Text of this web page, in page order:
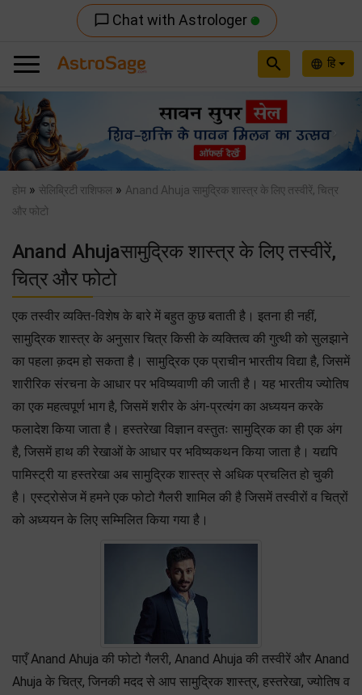
chat_bubble_outline Chat with Astrologer
language हि
search
Previous
होम » सेलिब्रिटी राशिफल » Anand Ahuja सामुद्रिक शास्त्र के लिए तस्वीरें, चित्र
और फोटो
Anand Ahujaसामुद्रिक शास्त्र के लिए तस्वीरें,
चित्र और फोटो
एक तस्वीर व्यक्ति-विशेष के बारे में बहुत कुछ बताती है। इतना ही नहीं,
सामुद्रिक शास्त्र के अनुसार चित्र किसी के व्यक्तित्व की गुत्थी को सुलझाने
का पहला क़दम हो सकता है। सामुद्रिक एक प्राचीन भारतीय विद्या है, जिसमें
शारीरिक संरचना के आधार पर भविष्यवाणी की जाती है। यह भारतीय ज्योतिष
का एक महत्वपूर्ण भाग है, जिसमें शरीर के अंग-प्रत्यंग का अध्ययन करके
फलादेश किया जाता है। हस्तरेखा विज्ञान वस्तुतः सामुद्रिक का ही एक अंग
है, जिसमें हाथ की रेखाओं के आधार पर भविष्यकथन किया जाता है। यद्यपि
पामिस्ट्री या हस्तरेखा अब सामुद्रिक शास्त्र से अधिक प्रचलित हो चुकी
है। एस्ट्रोसेज में हमने एक फोटो गैलरी शामिल की है जिसमें तस्वीरों व चित्रों
को अध्ययन के लिए सम्मिलित किया गया है।
पाएँ Anand Ahuja की फोटो गैलरी, Anand Ahuja की तस्वीरें और Anand
Ahuja के चित्र, जिनकी मदद से आप सामुद्रिक शास्त्र, हस्तरेखा, ज्योतिष व